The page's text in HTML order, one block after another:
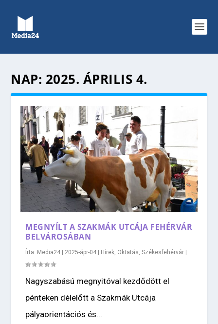
NAP: 2025. ÁPRILIS 4.
MEGNYÍLT A SZAKMÁK UTCÁJA FEHÉRVÁR
BELVÁROSÁBAN
Írta: Media24 | 2025-ápr-04 | Hírek Oktatás ,Székesfehérvár |
Nagyszabású megnyitóval kezdődött el
pénteken délelőtt a Szakmák Utcája
pályaorientációs és...